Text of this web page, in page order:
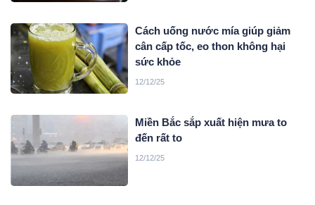
Cách uống nước mía giúp giảm
cân cấp tốc, eo thon không hại
sức khỏe
12/12/25
Miền Bắc sắp xuất hiện mưa to
đến rất to
12/12/25